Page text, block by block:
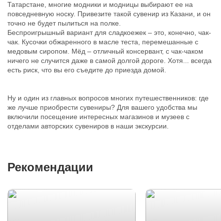
Татарстане, многие модники и модницы выбирают ее на
повседневную носку. Привезите такой сувенир из Казани, и он
точно не будет пылиться на полке.
Беспроигрышный вариант для сладкоежек – это, конечно, чак-
чак. Кусочки обжаренного в масле теста, перемешанные с
медовым сиропом. Мёд – отличный консервант, с чак-чаком
ничего не случится даже в самой долгой дороге. Хотя... всегда
есть риск, что вы его съедите до приезда домой.
Ну и один из главных вопросов многих путешественников: где
же лучше приобрести сувениры? Для вашего удобства мы
включили посещение интересных магазинов и музеев с
отделами авторских сувениров в наши экскурсии.
Рекомендации